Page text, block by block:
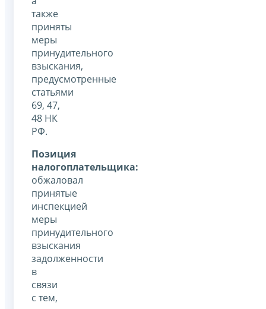
также
приняты
меры
принудительного
взыскания,
предусмотренные
статьями
69, 47,
48 НК
РФ.
Позиция
налогоплательщика:
обжаловал
принятые
инспекцией
меры
принудительного
взыскания
задолженности
в
связи
с тем,